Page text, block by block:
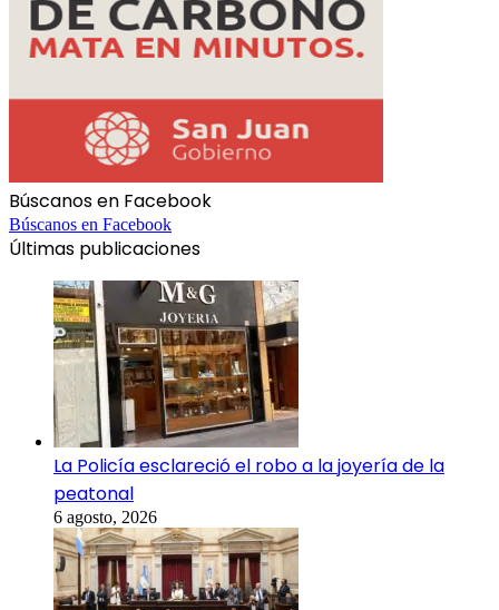
Búscanos en Facebook
Búscanos en Facebook
Últimas publicaciones
La Policía esclareció el robo a la joyería de la
peatonal
6 agosto, 2026